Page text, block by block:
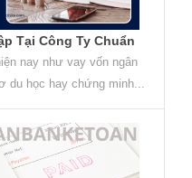
Tại Công Ty Chuẩn
nay như vay vốn ngân
du học hay chứng minh...